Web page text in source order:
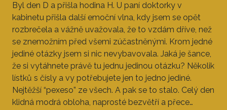
Byl den D a přišla hodina H. U paní doktorky v
kabinetu přišla další emoční vlna, kdy jsem se opět
rozbrečela a vážně uvažovala, že to vzdám dříve, než
se znemožním před všemi zúčastněnými. Krom jedné
jediné otázky jsem si nic nevybavovala. Jaká je šance,
že si vytáhnete právě tu jednu jedinou otázku? Několik
lístků s čísly a vy potřebujete jen to jedno jediné.
Nejtěžší “pexeso” ze všech. A pak se to stalo. Celý den
klidná modrá obloha, naprosté bezvětří a přece…